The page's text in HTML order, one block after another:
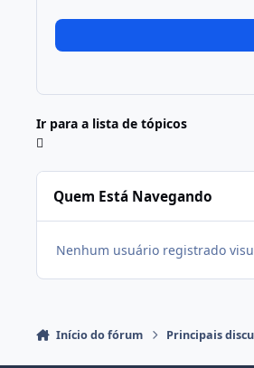
Ir para a lista de tópicos
Quem Está Navegando
Nenhum usuário registrado
Início do fórum Principais